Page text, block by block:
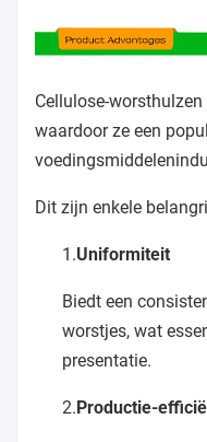
Cellulose-
waardoor ze een
Dit zijn enkele
1.Uniformiteit
Biedt een
worstjes, wat
presentatie.
2.Productie-